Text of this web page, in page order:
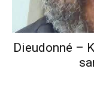
Dieudonné –